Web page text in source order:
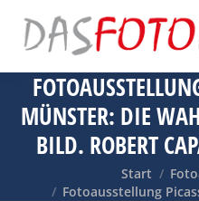
MÜNSTER: DIE
BILD. ROBERT
Sie befinden sich hier:
Start
Fotoausstellung